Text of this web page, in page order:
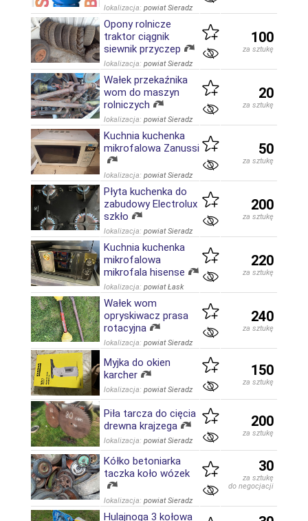
lokalizacja: powiat Sieradz
Opony rolnicze
traktor ciągnik
siewnik przyczep
lokalizacja: powiat Sieradz
100
za sztukę
Wałek przekaźnika
wom do maszyn
rolniczych
lokalizacja: powiat Sieradz
20
za sztukę
Kuchnia kuchenka
mikrofalowa Zanussi
lokalizacja: powiat Sieradz
50
za sztukę
Płyta kuchenka do
zabudowy Electrolux
szkło
lokalizacja: powiat Sieradz
200
za sztukę
Kuchnia kuchenka
mikrofalowa
mikrofala hisense
lokalizacja: powiat Łask
220
za sztukę
Wałek wom
opryskiwacz prasa
rotacyjna
lokalizacja: powiat Sieradz
240
za sztukę
Myjka do okien
karcher
lokalizacja: powiat Sieradz
150
za sztukę
Piła tarcza do cięcia
drewna krajzega
lokalizacja: powiat Sieradz
200
za sztukę
Kółko betoniarka
taczka koło wózek
lokalizacja: powiat Sieradz
30
za sztukę
do negocjacji
Hulajnoga 3 kołowa